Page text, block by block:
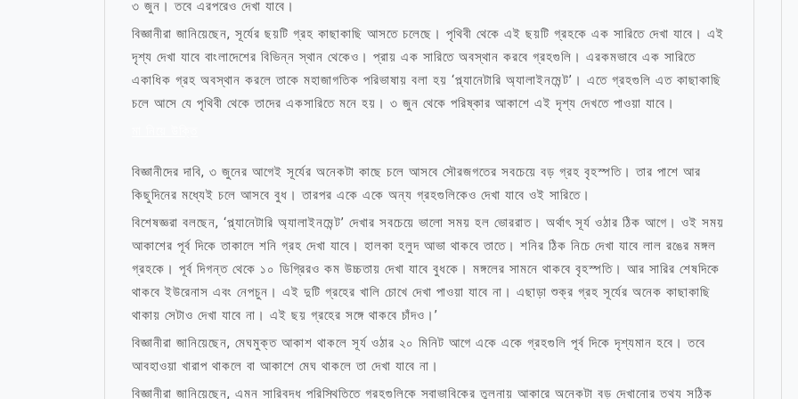
৩ জুন। তবে এরপরেও দেখা যাবে।
বিজ্ঞানীরা জানিয়েছেন, সূর্যের ছয়টি গ্রহ কাছাকাছি আসতে চলেছে। পৃথিবী থেকে এই ছয়টি গ্রহকে এক সারিতে দেখা যাবে। এই
দৃশ্য দেখা যাবে বাংলাদেশের বিভিন্ন স্থান থেকেও। প্রায় এক সারিতে অবস্থান করবে গ্রহগুলি। এরকমভাবে এক সারিতে
একাধিক গ্রহ অবস্থান করলে তাকে মহাজাগতিক পরিভাষায় বলা হয় ‘প্ল্যানেটারি অ্যালাইনমেন্ট’। এতে গ্রহগুলি এত কাছাকাছি
চলে আসে যে পৃথিবী থেকে তাদের একসারিতে মনে হয়। ৩ জুন থেকে পরিষ্কার আকাশে এই দৃশ্য দেখতে পাওয়া যাবে।
বিজ্ঞানীদের দাবি, ৩ জুনের আগেই সূর্যের অনেকটা কাছে চলে আসবে সৌরজগতের সবচেয়ে বড় গ্রহ বৃহস্পতি। তার পাশে আর
কিছুদিনের মধ্যেই চলে আসবে বুধ। তারপর একে একে অন্য গ্রহগুলিকেও দেখা যাবে ওই সারিতে।
বিশেষজ্ঞরা বলছেন, ‘প্ল্যানেটারি অ্যালাইনমেন্ট’ দেখার সবচেয়ে ভালো সময় হল ভোররাত। অর্থাৎ সূর্য ওঠার ঠিক আগে। ওই সময়
আকাশের পূর্ব দিকে তাকালে শনি গ্রহ দেখা যাবে। হালকা হলুদ আভা থাকবে তাতে। শনির ঠিক নিচে দেখা যাবে লাল রঙের মঙ্গল
গ্রহকে। পূর্ব দিগন্ত থেকে ১০ ডিগ্রিরও কম উচ্চতায় দেখা যাবে বুধকে। মঙ্গলের সামনে থাকবে বৃহস্পতি। আর সারির শেষদিকে
থাকবে ইউরেনাস এবং নেপচুন। এই দুটি গ্রহের খালি চোখে দেখা পাওয়া যাবে না। এছাড়া শুক্র গ্রহ সূর্যের অনেক কাছাকাছি
থাকায় সেটাও দেখা যাবে না। এই ছয় গ্রহের সঙ্গে থাকবে চাঁদও।’
বিজ্ঞানীরা জানিয়েছেন, মেঘমুক্ত আকাশ থাকলে সূর্য ওঠার ২০ মিনিট আগে একে একে গ্রহগুলি পূর্ব দিকে দৃশ্যমান হবে। তবে
আবহাওয়া খারাপ থাকলে বা আকাশে মেঘ থাকলে তা দেখা যাবে না।
বিজ্ঞানীরা জানিয়েছেন, এমন সারিবদ্ধ পরিস্থিতিতে গ্রহগুলিকে স্বাভাবিকের তুলনায় আকারে অনেকটা বড় দেখানোর তথ্য সঠিক